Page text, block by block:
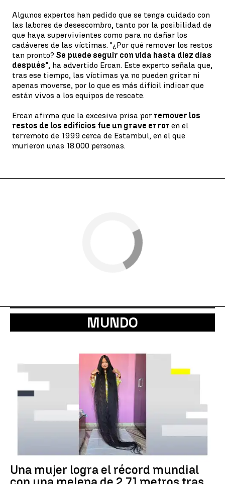
Algunos expertos han pedido que se tenga cuidado con
las labores de desescombro, tanto por la posibilidad de
que haya supervivientes como para no dañar los
cadáveres de las víctimas. "¿Por qué remover los restos
tan pronto? Se puede seguir con vida hasta diez días
después", ha advertido Ercan. Este experto señala que,
tras ese tiempo, las víctimas ya no pueden gritar ni
apenas moverse, por lo que es más difícil indicar que
están vivos a los equipos de rescate.
Ercan afirma que la excesiva prisa por remover los
restos de los edificios fue un grave error en el
terremoto de 1999 cerca de Estambul, en el que
murieron unas 18.000 personas.
MUNDO
Una mujer logra el récord mundial